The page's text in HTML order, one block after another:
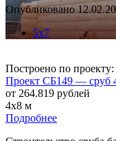
Опубликовано
5х7
Построено по проекту:
Проект СБ149 — сруб
от 264.819 рублей
4х8 м
Подробнее